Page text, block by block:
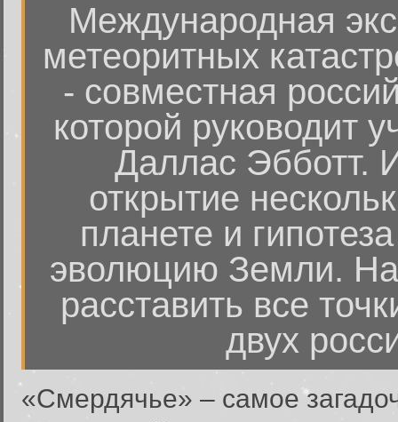
Международная
метеоритных
- совместная
которой руководит
Даллас Эбботт.
открытие
планете и
эволюцию Земли.
расставить все
двух
«Смердячье» – самое